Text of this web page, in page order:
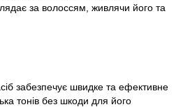
за волоссям, живлячи його та
забезпечує швидке та ефективне
тонів без шкоди для його